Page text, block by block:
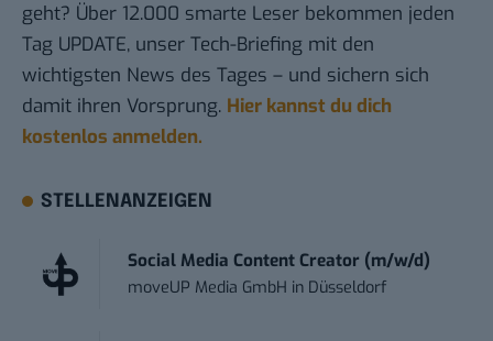
geht? Über 12.000 smarte Leser bekommen jeden
Tag UPDATE, unser Tech-Briefing mit den
wichtigsten News des Tages – und sichern sich
damit ihren Vorsprung. Hier kannst du dich
kostenlos anmelden.
STELLENANZEIGEN
Social Media Content Creator (m/w/d)
moveUP Media GmbH in Düsseldorf